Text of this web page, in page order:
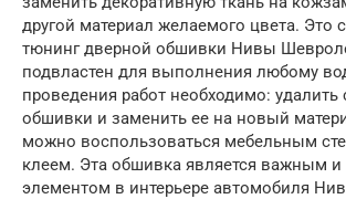
другой материал желаемого цвета. Это
тюнинг дверной обшивки Нивы
подвластен для выполнения любому
проведения работ необходимо: удалить
обшивки и заменить ее на новый
можно воспользоваться мебельным
клеем. Эта обшивка является важным
элементом в интерьере автомобиля